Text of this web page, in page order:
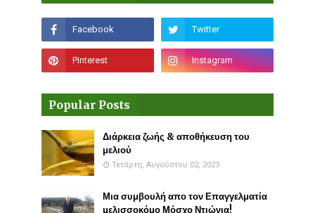
Popular Posts
Διάρκεια ζωής & αποθήκευση του
μελιού
Τετάρτη, Αυγούστου 02, 2023
Μια συμβουλή απο τον Επαγγελματία
μελισσοκόμο Μόσχο Ντιώνια!